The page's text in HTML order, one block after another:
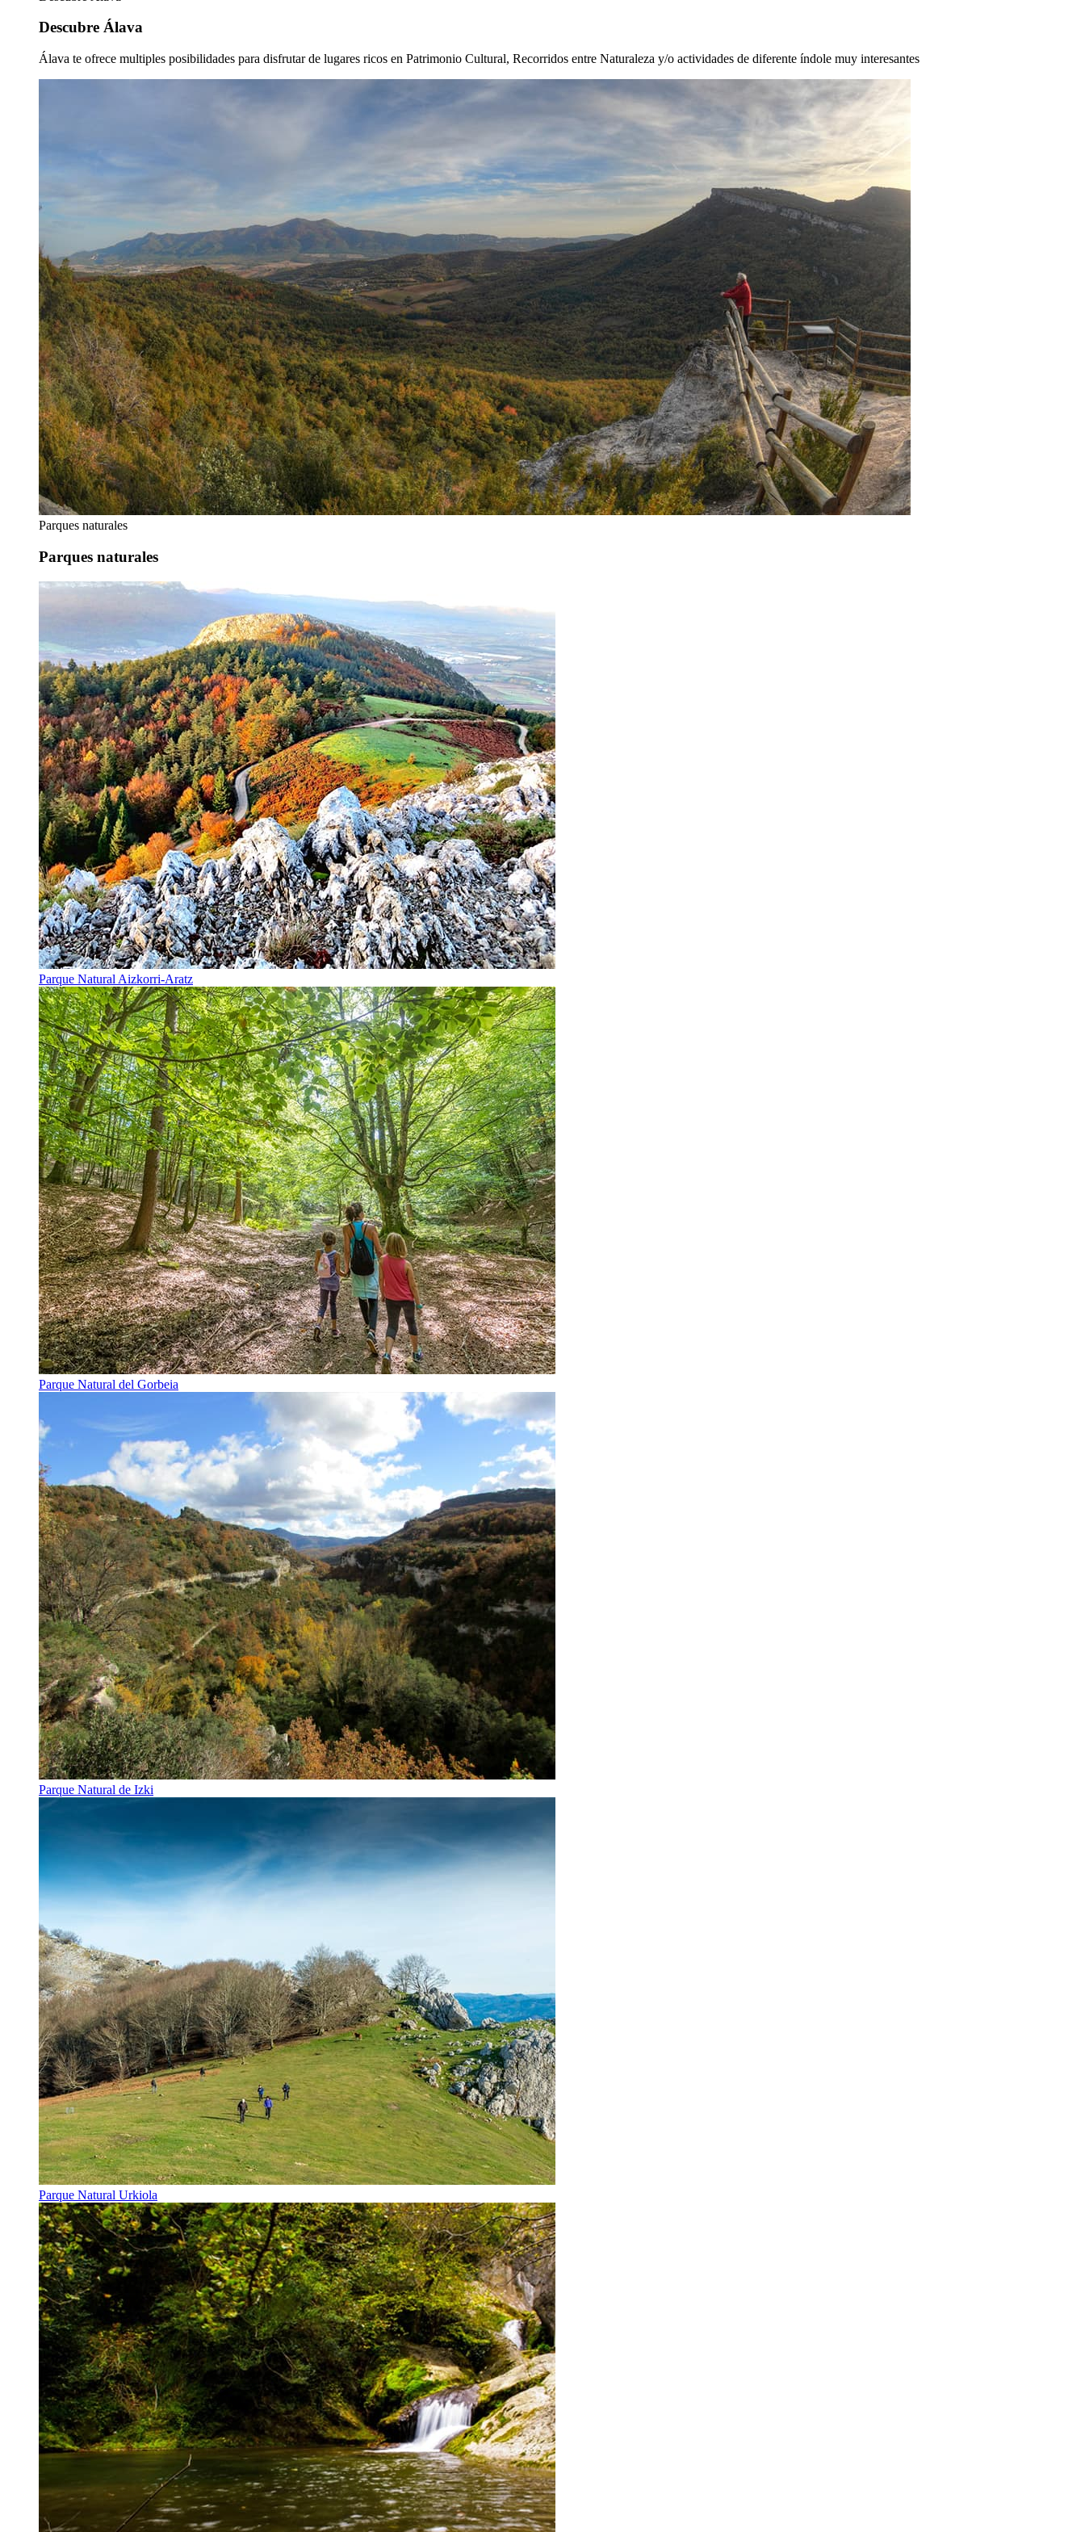
Descubre Álava
Álava te ofrece multiples posibilidades para disfrutar de lugares ricos en Patrimonio Cultural, Recorridos entre Naturaleza y/o actividades de diferente índole muy interesantes
Parques naturales
Parques naturales
Parque Natural Aizkorri-Aratz
Parque Natural del Gorbeia
Parque Natural de Izki
Parque Natural Urkiola